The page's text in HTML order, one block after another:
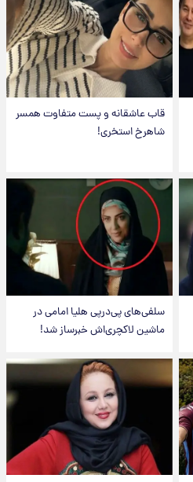
قاب عاشقانه و پست متفاوت همسر
شاهرخ استخری!
سلفی‌های پی‌درپی هلیا امامی در
ماشین لاکچری‌اش خبرساز شد!